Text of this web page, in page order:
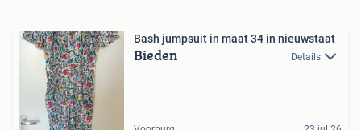
Bash jumpsuit in maat 34 in nieuwstaat
Bieden Details